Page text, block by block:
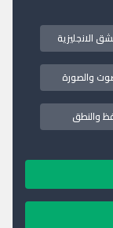
الانجليزية
والصورة